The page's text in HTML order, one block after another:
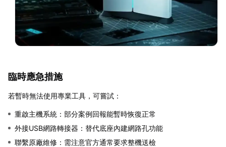
臨時應急措施
若暫時無法使用專業工具，可嘗試：
重啟主機系統：部分案例回報能暫時恢復正常
外接USB網路轉接器：替代底座內建網路孔功能
聯繫原廠維修：需注意官方通常要求整機送檢